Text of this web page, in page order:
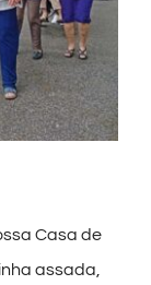
Casa de
assada,